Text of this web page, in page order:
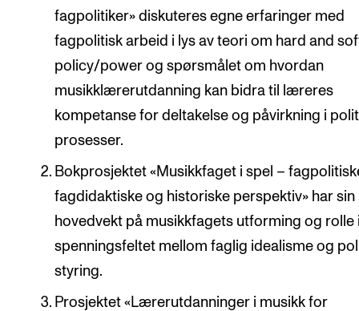
fagpolitiker» diskuteres egne erfaringer med
fagpolitisk arbeid i lys av teori om hard and
policy/power og spørsmålet om hvordan
musikklærerutdanning kan bidra til læreres
kompetanse for deltakelse og påvirkning i
prosesser.
Bokprosjektet «Musikkfaget i spel –
fagdidaktiske og historiske perspektiv» har sin
hovedvekt på musikkfagets utforming og rolle
spenningsfeltet mellom faglig idealisme og
styring.
Prosjektet «Lærerutdanninger i musikk for